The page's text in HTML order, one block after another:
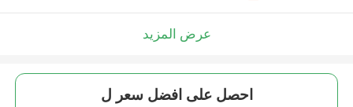
عرض المزيد
احصل على افضل سعر ل